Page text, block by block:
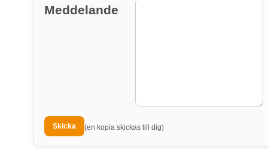
Meddelande
(en kopia skickas till dig)